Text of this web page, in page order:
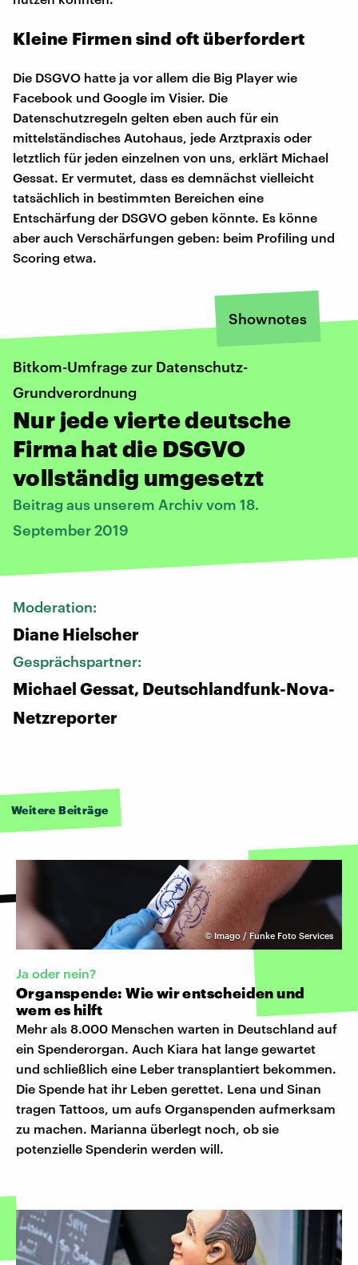
Kleine Firmen sind oft überfordert
Die DSGVO hatte ja vor allem die Big Player wie
Facebook und Google im Visier. Die
Datenschutzregeln gelten eben auch für ein
mittelständisches Autohaus, jede Arztpraxis oder
letztlich für jeden einzelnen von uns, erklärt Michael
Gessat. Er vermutet, dass es demnächst vielleicht
tatsächlich in bestimmten Bereichen eine
Entschärfung der DSGVO geben könnte. Es könne
aber auch Verschärfungen geben: beim Profiling und
Scoring etwa.
Shownotes
Bitkom-Umfrage zur Datenschutz-
Grundverordnung
Nur jede vierte deutsche
Firma hat die DSGVO
vollständig umgesetzt
Beitrag aus unserem Archiv vom 18.
September 2019
Moderation:
Diane Hielscher
Gesprächspartner:
Michael Gessat, Deutschlandfunk-Nova-
Netzreporter
Weitere Beiträge
© Imago / Funke Foto Services
Ja oder nein?
Organspende: Wie wir entscheiden und
wem es hilft
Mehr als 8.000 Menschen warten in Deutschland auf
ein Spenderorgan. Auch Kiara hat lange gewartet
und schließlich eine Leber transplantiert bekommen.
Die Spende hat ihr Leben gerettet. Lena und Sinan
tragen Tattoos, um aufs Organspenden aufmerksam
zu machen. Marianna überlegt noch, ob sie
potenzielle Spenderin werden will.